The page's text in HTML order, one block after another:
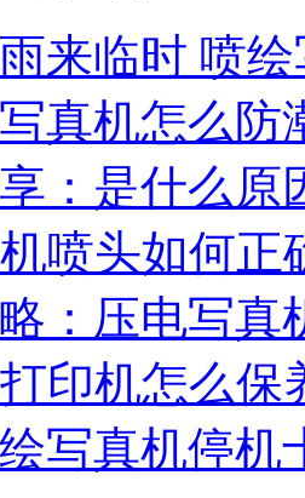
来临时 喷
真机怎么
：是什么原
喷头如何正
：压电写真
印机怎么保
写真机停机